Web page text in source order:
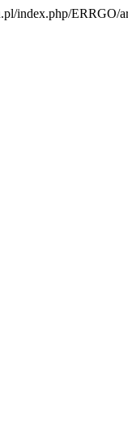
index.php/ERRGO/